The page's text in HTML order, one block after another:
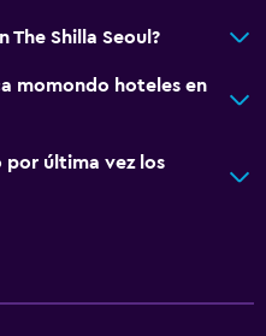
The Shilla Seoul?
momondo hoteles en
por última vez los